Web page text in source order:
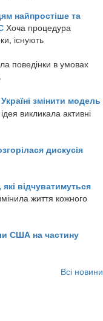
найпростіше та
Хоча процедура
існують
поведінки в умовах
змінити модель
викликала активні
дискусія
які відчуватимуться
життя кожного
США на частину
Всі новини